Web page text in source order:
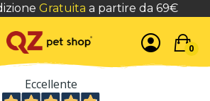
Gratuita a partire da 69€
0
Eccellente